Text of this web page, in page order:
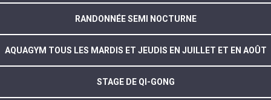
RANDONNÉE SEMI NOCTURNE
AQUAGYM TOUS LES MARDIS ET JEUDIS EN JUILLET ET EN AOÛT
STAGE DE QI-GONG